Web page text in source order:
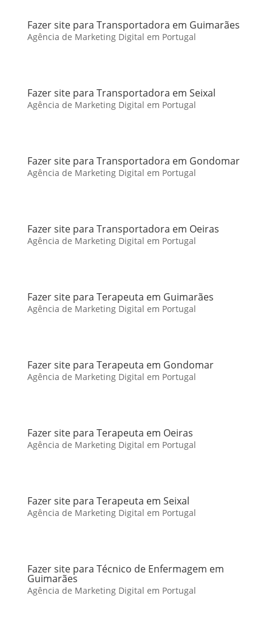
Fazer site para Transportadora em Guimarães
Agência de Marketing Digital em Portugal
Fazer site para Transportadora em Seixal
Agência de Marketing Digital em Portugal
Fazer site para Transportadora em Gondomar
Agência de Marketing Digital em Portugal
Fazer site para Transportadora em Oeiras
Agência de Marketing Digital em Portugal
Fazer site para Terapeuta em Guimarães
Agência de Marketing Digital em Portugal
Fazer site para Terapeuta em Gondomar
Agência de Marketing Digital em Portugal
Fazer site para Terapeuta em Oeiras
Agência de Marketing Digital em Portugal
Fazer site para Terapeuta em Seixal
Agência de Marketing Digital em Portugal
Fazer site para Técnico de Enfermagem em
Guimarães
Agência de Marketing Digital em Portugal